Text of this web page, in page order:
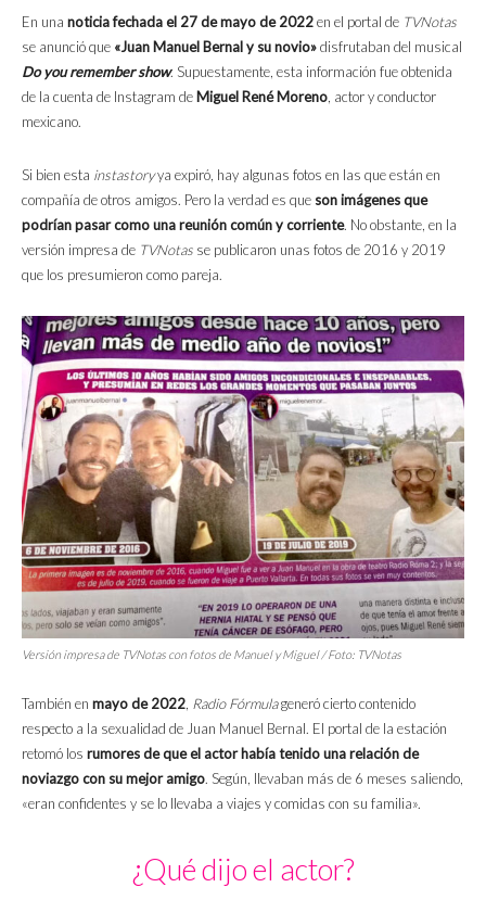
En una noticia fechada el 27 de mayo de 2022en el portal de TVNotas
se anunció que «Juan Manuel Bernal y su novio»disfrutaban del musical
Do you remember show. Supuestamente, esta información fue obtenida
de la cuenta de Instagram de Miguel René Moreno, actor y conductor
mexicano.
Si bien esta instastoryya expiró, hay algunas fotos en las que están en
compañía de otros amigos. Pero la verdad es que son imágenes que
podrían pasar como una reunión común y corriente. No obstante, en la
versión impresa de TVNotas se publicaron unas fotos de 2016 y 2019
que los presumieron como pareja.
Versión impresa de TVNotas con fotos de Manuel y Miguel / Foto: TVNotas
También en mayo de 2022 Radio Fórmulageneró cierto contenido
respecto a la sexualidad de Juan Manuel Bernal. El portal de la estación
retomó los rumores de que el actor había tenido una relación de
noviazgo con su mejor amigo. Según, llevaban más de 6 meses saliendo,
«eran confidentes y se lo llevaba a viajes y comidas con su familia».
¿Qué dijo el actor?